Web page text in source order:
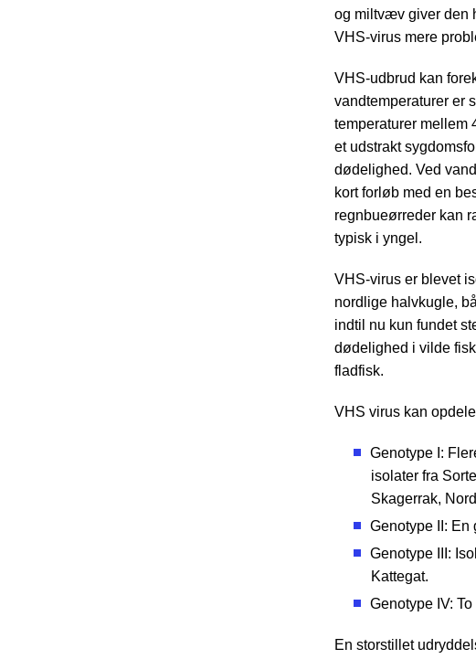
og miltvæv giver den
VHS-virus mere
VHS-udbrud kan
vandtemperaturer er
temperaturer mellem
et udstrakt
dødelighed. Ved
kort forløb med en
regnbueørreder kan
typisk i yngel.
VHS-virus er blevet
nordlige halvkugle,
indtil nu kun fundet
dødelighed i vilde
fladfisk.
VHS virus kan
Genotype I:
isolater fra
Skagerrak,
Genotype II: En
Genotype III:
Kattegat.
Genotype IV:
En storstillet